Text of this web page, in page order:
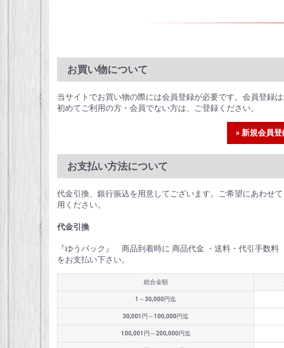
お買い物について
当サイトでお買い物の際には会員登録が必要です。会員登録は
初めてご利用の方・会員でない方は、ご登録ください。
» 新規会員
お支払い方法について
代金引換、銀行振込を用意してございます。ご希望にあわせて
用ください。
代金引換
『ゆうパック』 商品到着時に 商品代金 ・送料・代引手数料
をお支払い下さい。
総合金額
1～30,000円迄
30,001円～100,000円迄
100,001円～200,000円迄